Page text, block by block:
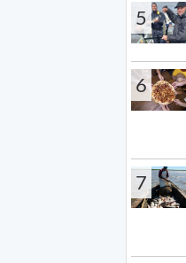
5
6
7